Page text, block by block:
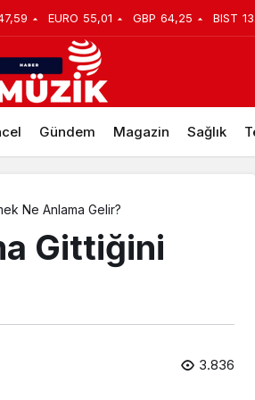
EURO 55,01 GBP 64,25 BIST
Gündem Magazin Sağlık
Ne Anlama Gelir?
Gittiğini
3.836
Gelir?